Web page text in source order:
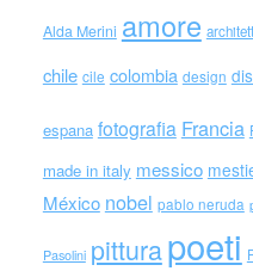
Alda Merini amore
chile cile colombia design
espana fotografia Francia
made in italy messico
México nobel pablo neruda
Pasolini pitturapoeti